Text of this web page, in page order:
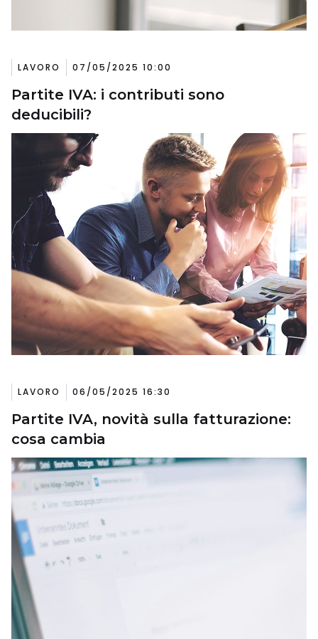
LAVORO 07/05/2025 10:00
Partite IVA: i contributi sono
deducibili?
LAVORO 06/05/2025 16:30
Partite IVA, novità sulla fatturazione:
cosa cambia